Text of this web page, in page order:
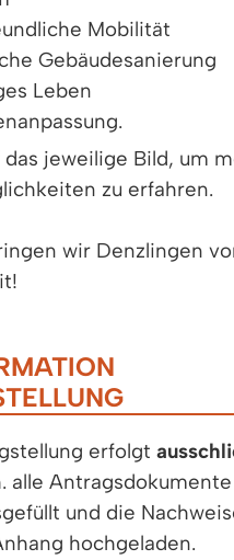
Mobilität
Gebäudesanierung
Leben
das jeweilige Bild, um
zu erfahren.
wir Denzlingen
erfolgt
alle
und die
hochgeladen.